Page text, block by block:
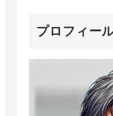
プロフィー